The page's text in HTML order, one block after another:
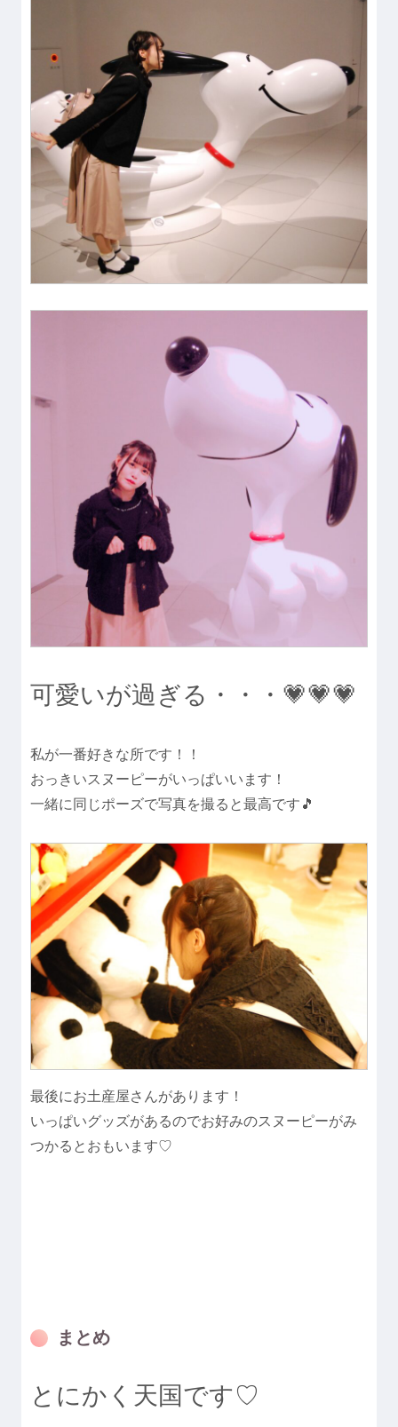
可愛いが過ぎる・・・💗💗💗
私が一番好きな所です！！
おっきいスヌーピーがいっぱいいます！
一緒に同じポーズで写真を撮ると最高です🎵
最後にお土産屋さんがあります！
いっぱいグッズがあるのでお好みのスヌーピーがみ
つかるとおもいます♡
まとめ
とにかく天国です♡